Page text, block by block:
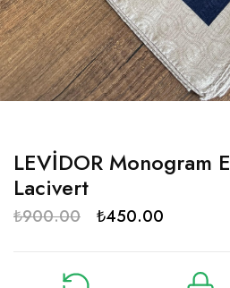
LEVİDOR Monogram
Lacivert
₺900.00 ₺450.00